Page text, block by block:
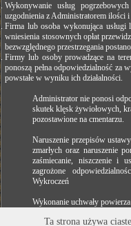
Wykonywanie usług
uzgodnienia z Administratorem ilości
Firma lub osoba wykonująca usługi
wniesienia stosownych opłat
bezwzględnego przestrzegania
Firmy lub osoby prowadzące na
ponoszą pełna odpowiedzialność za
powstałe w wyniku ich działalności.
Administrator nie ponosi
skutek klęsk żywiołowych,
pozostawione na cmentarzu.
Naruszenie przepisów
zmarłych oraz naruszenie
zaśmiecanie, niszczenie i
zagrożone
Wykroczeń
Wykonanie uchwały
Ta strona używa